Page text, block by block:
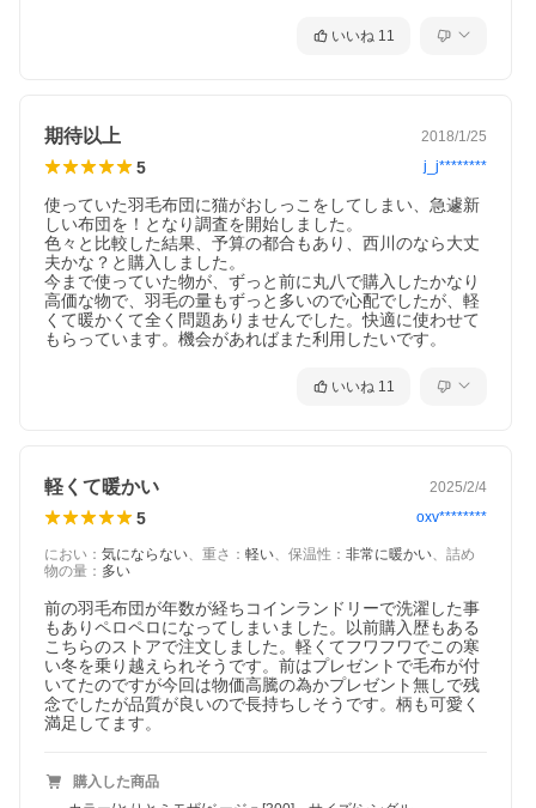
200g増量！ふっくら1.3kg
上質ダウンをたっぷり200g増量！
高品質なダウンを大増量1.3kg使用しました。ダウンパ
ワーの高い羽毛は、詰め物量を少なくしての販売もあ
る中、大増量200g！ふくよかなボリュームと暖かさを
長くお楽しみいただけます。
西川リサイクルプロジェクト
地球資源に対する尊敬の念を表す「もったいない」は
日本の文化から生まれた世界に通じる美しい言葉で
す。西川のネットワークを活用し、新しくきれいに生
まれ変わった環境に優しい羽毛ふとんです。
厳しい品質基準によるダウンの洗浄・
いいね 11
期待以上 2018/1/25
5 j_j********
使っていた羽毛布団に猫がおしっこをしてしまい、急遽新
しい布団を！となり調査を開始しました。
色々と比較した結果、予算の都合もあり、西川のなら大丈
夫かな？と購入しました。
今まで使っていた物が、ずっと前に丸八で購入したかなり
高価な物で、羽毛の量もずっと多いので心配でしたが、軽
くて暖かくて全く問題ありませんでした。快適に使わせて
もらっています。機会があればまた利用したいです。
いいね 11
軽くて暖かい 2025/2/4
5 oxv********
におい ： 気にならない、 重さ ： 軽い、 保温性 ： 非常に暖かい、 詰め
物の量 ： 多い
前の羽毛布団が年数が経ちコインランドリーで洗濯した事
もありペロペロになってしまいました。以前購入歴もある
こちらのストアで注文しました。軽くてフワフワでこの寒
い冬を乗り越えられそうです。前はプレゼントで毛布が付
いてたのですが今回は物価高騰の為かプレゼント無しで残
念でしたが品質が良いので長持ちしそうです。柄も可愛く
満足してます。
購入した商品